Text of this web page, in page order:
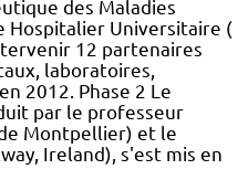
des Maladies
Hospitalier Universitaire (
12 partenaires
laboratoires,
2012. Phase 2 Le
par le professeur
Montpellier) et le
Ireland), s'est mis en